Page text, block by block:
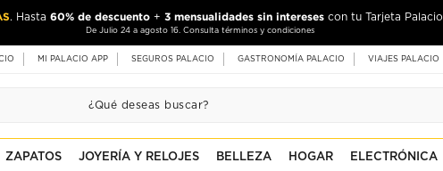
. Hasta 60% de descuento + 3 mensualidades sin intereses con tu Tarjeta Palacio
De Julio 24 a agosto 16. Consulta términos y condiciones
MI PALACIO APP SEGUROS PALACIO GASTRONOMÍA PALACIO VIAJES PALACIO
ZAPATOS JOYERÍA Y RELOJES BELLEZA HOGAR ELECTRÓNICA